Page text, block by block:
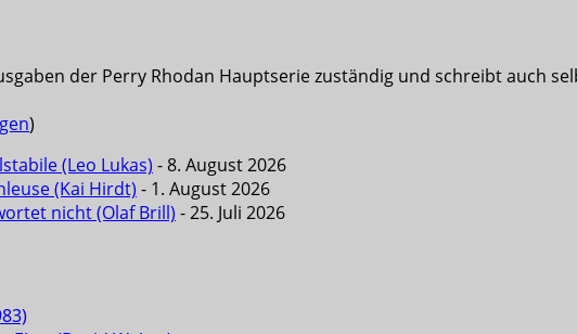
der Perry Rhodan Hauptserie zuständig und schreibt auch
)
(Leo Lukas) - 8. August 2026
(Kai Hirdt) - 1. August 2026
nicht (Olaf Brill) - 25. Juli 2026